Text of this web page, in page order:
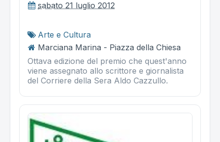
sabato 21 luglio 2012
Arte e Cultura
Marciana Marina - Piazza della Chiesa
Ottava edizione del premio che quest'anno
viene assegnato allo scrittore e giornalista
del Corriere della Sera Aldo Cazzullo.